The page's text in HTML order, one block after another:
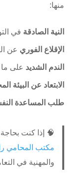
منها:
النية الصادقة في
الإقلاع الفوري عن
الندم الشديد على
الابتعاد عن البيئة
طلب المساعدة
🧠 إذا كنت
مكتب المحامي
والمهنية في